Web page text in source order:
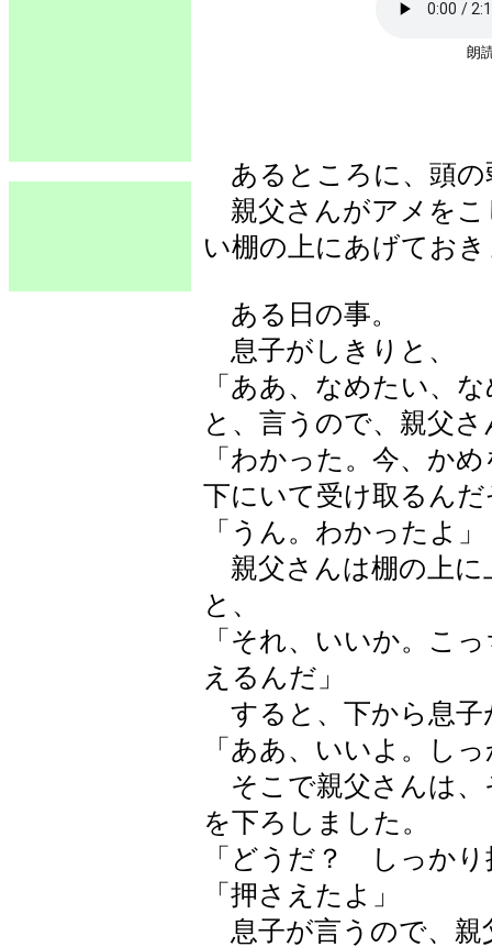
朗
あるところに、頭の
親父さんがアメをこ
い棚の上にあげてお
ある日の事。
息子がしきりと、
「ああ、なめたい、
と、言うので、親父
「わかった。今、か
下にいて受け取るんだ
「うん。わかったよ」
親父さんは棚の上に
と、
「それ、いいか。こ
えるんだ」
すると、下から息子
「ああ、いいよ。し
そこで親父さんは、
を下ろしました。
「どうだ？ しっか
「押さえたよ」
息子が言うので、親